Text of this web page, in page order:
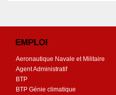
EMPLOI
Aeronautique Navale et Militaire
Agent Administratif
BTP
BTP Génie climatique